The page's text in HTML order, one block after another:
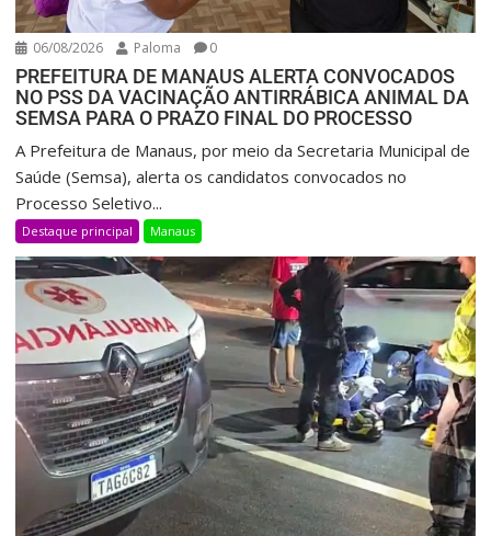
06/08/2026 Paloma 0
PREFEITURA DE MANAUS ALERTA CONVOCADOS
NO PSS DA VACINAÇÃO ANTIRRÁBICA ANIMAL DA
SEMSA PARA O PRAZO FINAL DO PROCESSO
A Prefeitura de Manaus, por meio da Secretaria Municipal de
Saúde (Semsa), alerta os candidatos convocados no
Processo Seletivo...
Destaque principal Manaus